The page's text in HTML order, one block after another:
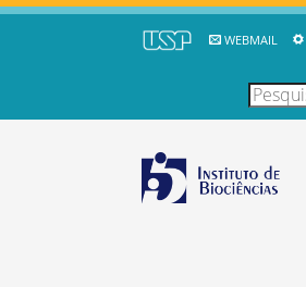
WEBMAIL